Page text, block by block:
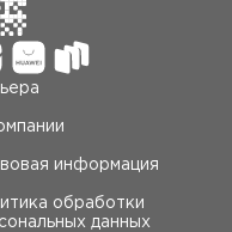
информация
обработки
данных